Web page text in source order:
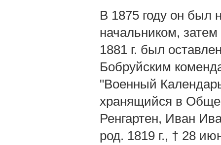
В 1875 году он был
начальником,
1881 г. был
Бобруйским
"Военный
хранящийся в
Ренгартен, Иван
род. 1819 г., † 28